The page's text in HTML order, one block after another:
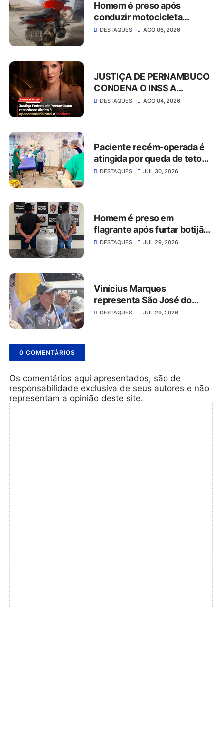
Homem é preso após
conduzir motocicleta
embriagado e resistir à
DESTAQUES AGO 06, 2026
JUSTIÇA DE PERNAMBUCO
CONDENA O INSS A
CONCEDER
DESTAQUES AGO 04, 2026
Paciente recém-operada é
atingida por queda de teto
no Hospital da Restauração
DESTAQUES JUL 30, 2026
Homem é preso em
flagrante após furtar botijão
de gás de estabelecimento
DESTAQUES JUL 29, 2026
Vinícius Marques
representa São José do
Belmonte na 56ª Missa do
DESTAQUES JUL 29, 2026
0 COMENTÁRIOS
Os comentários aqui apresentados, são de
responsabilidade exclusiva de seus autores e não
representam a opinião deste site.